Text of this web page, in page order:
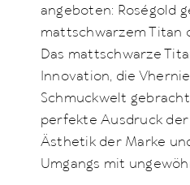
angeboten: Roségold
mattschwarzem Titan
Das mattschwarze
Innovation, die
Schmuckwelt
perfekte Ausdruck
Ästhetik der Marke
Umgangs mit